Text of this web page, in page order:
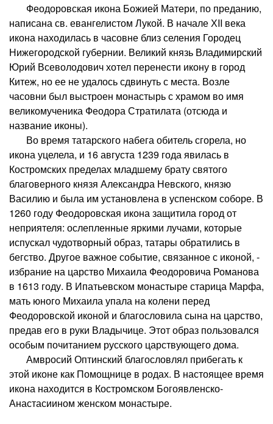
Феодоровская икона Божией Матери, по преданию,
написана св. евангелистом Лукой. В начале ХII века
икона находилась в часовне близ селения Городец
Нижегородской губернии. Великий князь Владимирский
Юрий Всеволодович хотел перенести икону в город
Китеж, но ее не удалось сдвинуть с места. Возле
часовни был выстроен монастырь с храмом во имя
великомученика Феодора Стратилата (отсюда и
название иконы).
Во время татарского набега обитель сгорела, но
икона уцелела, и 16 августа 1239 года явилась в
Костромских пределах младшему брату святого
благоверного князя Александра Невского, князю
Василию и была им установлена в успенском соборе. В
1260 году Феодоровская икона защитила город от
неприятеля: ослепленные яркими лучами, которые
испускал чудотворный образ, татары обратились в
бегство. Другое важное событие, связанное с иконой, -
избрание на царство Михаила Феодоровича Романова
в 1613 году. В Ипатьевском монастыре старица Марфа,
мать юного Михаила упала на колени перед
Феодоровской иконой и благословила сына на царство,
предав его в руки Владычице. Этот образ пользовался
особым почитанием русского царствующего дома.
Амвросий Оптинский благословлял прибегать к
этой иконе как Помощнице в родах. В настоящее время
икона находится в Костромском Богоявленско-
Анастасиином женском монастыре.